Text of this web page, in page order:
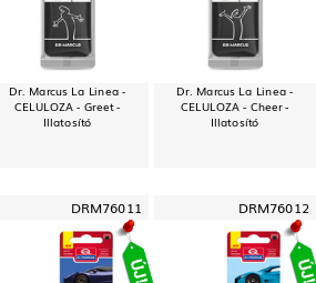
Dr. Marcus La Linea -
CELULOZA - Greet -
Illatosító
Dr. Marcus La Linea -
CELULOZA - Cheer -
Illatosító
DRM76011 DRM76012